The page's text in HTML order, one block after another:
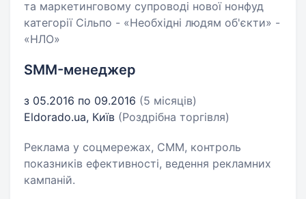
та маркетинговому супроводі нової нонфуд
категорії Сільпо - «Необхідні людям об'єкти» -
«НЛО»
SMM-менеджер
з 05.2016 по 09.2016 (5 місяців)
Eldorado.ua, Київ (Роздрібна торгівля)
Реклама у соцмережах, СММ, контроль
показників ефективності, ведення рекламних
кампаній.